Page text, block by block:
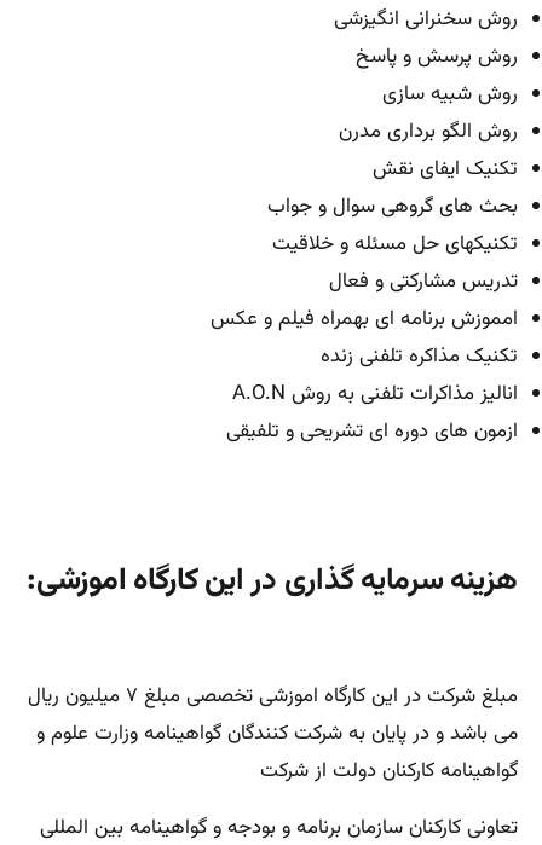
روش سخنرانی انگیزشی
روش پرسش و پاسخ
روش شبیه سازی
روش الگو برداری مدرن
تکنیک ایفای نقش
بحث های گروهی سوال و جواب
تکنیکهای حل مسئله و خلاقیت
تدریس مشارکتی و فعال
امموزش برنامه ای بهمراه فیلم و عکس
تکنیک مذاکره تلفنی زنده
انالیز مذاکرات تلفنی به روش A.O.N
ازمون های دوره ای تشریحی و تلفیقی
هزینه سرمایه گذاری در این کارگاه اموزشی:
مبلغ شرکت در این کارگاه اموزشی تخصصی مبلغ ۷ میلیون ریال
می باشد و در پایان به شرکت کنندگان گواهینامه وزارت علوم و
گواهینامه کارکنان دولت از شرکت
تعاونی کارکنان سازمان برنامه و بودجه و گواهینامه بین المللی